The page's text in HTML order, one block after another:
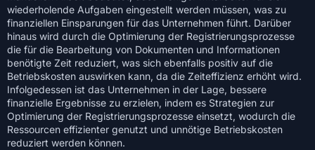
wiederholende Aufgaben eingestellt werden müssen, was zu
finanziellen Einsparungen für das Unternehmen führt. Darüber
hinaus wird durch die Optimierung der Registrierungsprozesse
die für die Bearbeitung von Dokumenten und Informationen
benötigte Zeit reduziert, was sich ebenfalls positiv auf die
Betriebskosten auswirken kann, da die Zeiteffizienz erhöht wird.
Infolgedessen ist das Unternehmen in der Lage, bessere
finanzielle Ergebnisse zu erzielen, indem es Strategien zur
Optimierung der Registrierungsprozesse einsetzt, wodurch die
Ressourcen effizienter genutzt und unnötige Betriebskosten
reduziert werden können.